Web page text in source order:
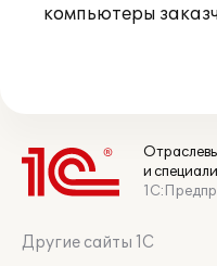
компьютеры
и
Другие сайты 1С